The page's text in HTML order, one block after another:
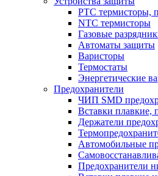
PTC термисторы,
NTC термисторы
Газовые
Автоматы защиты
Варисторы
Термостаты
Энергетические
Предохранители
ЧИП SMD
Вставки плавкие,
Держатели
Автомобильные
Предохранители